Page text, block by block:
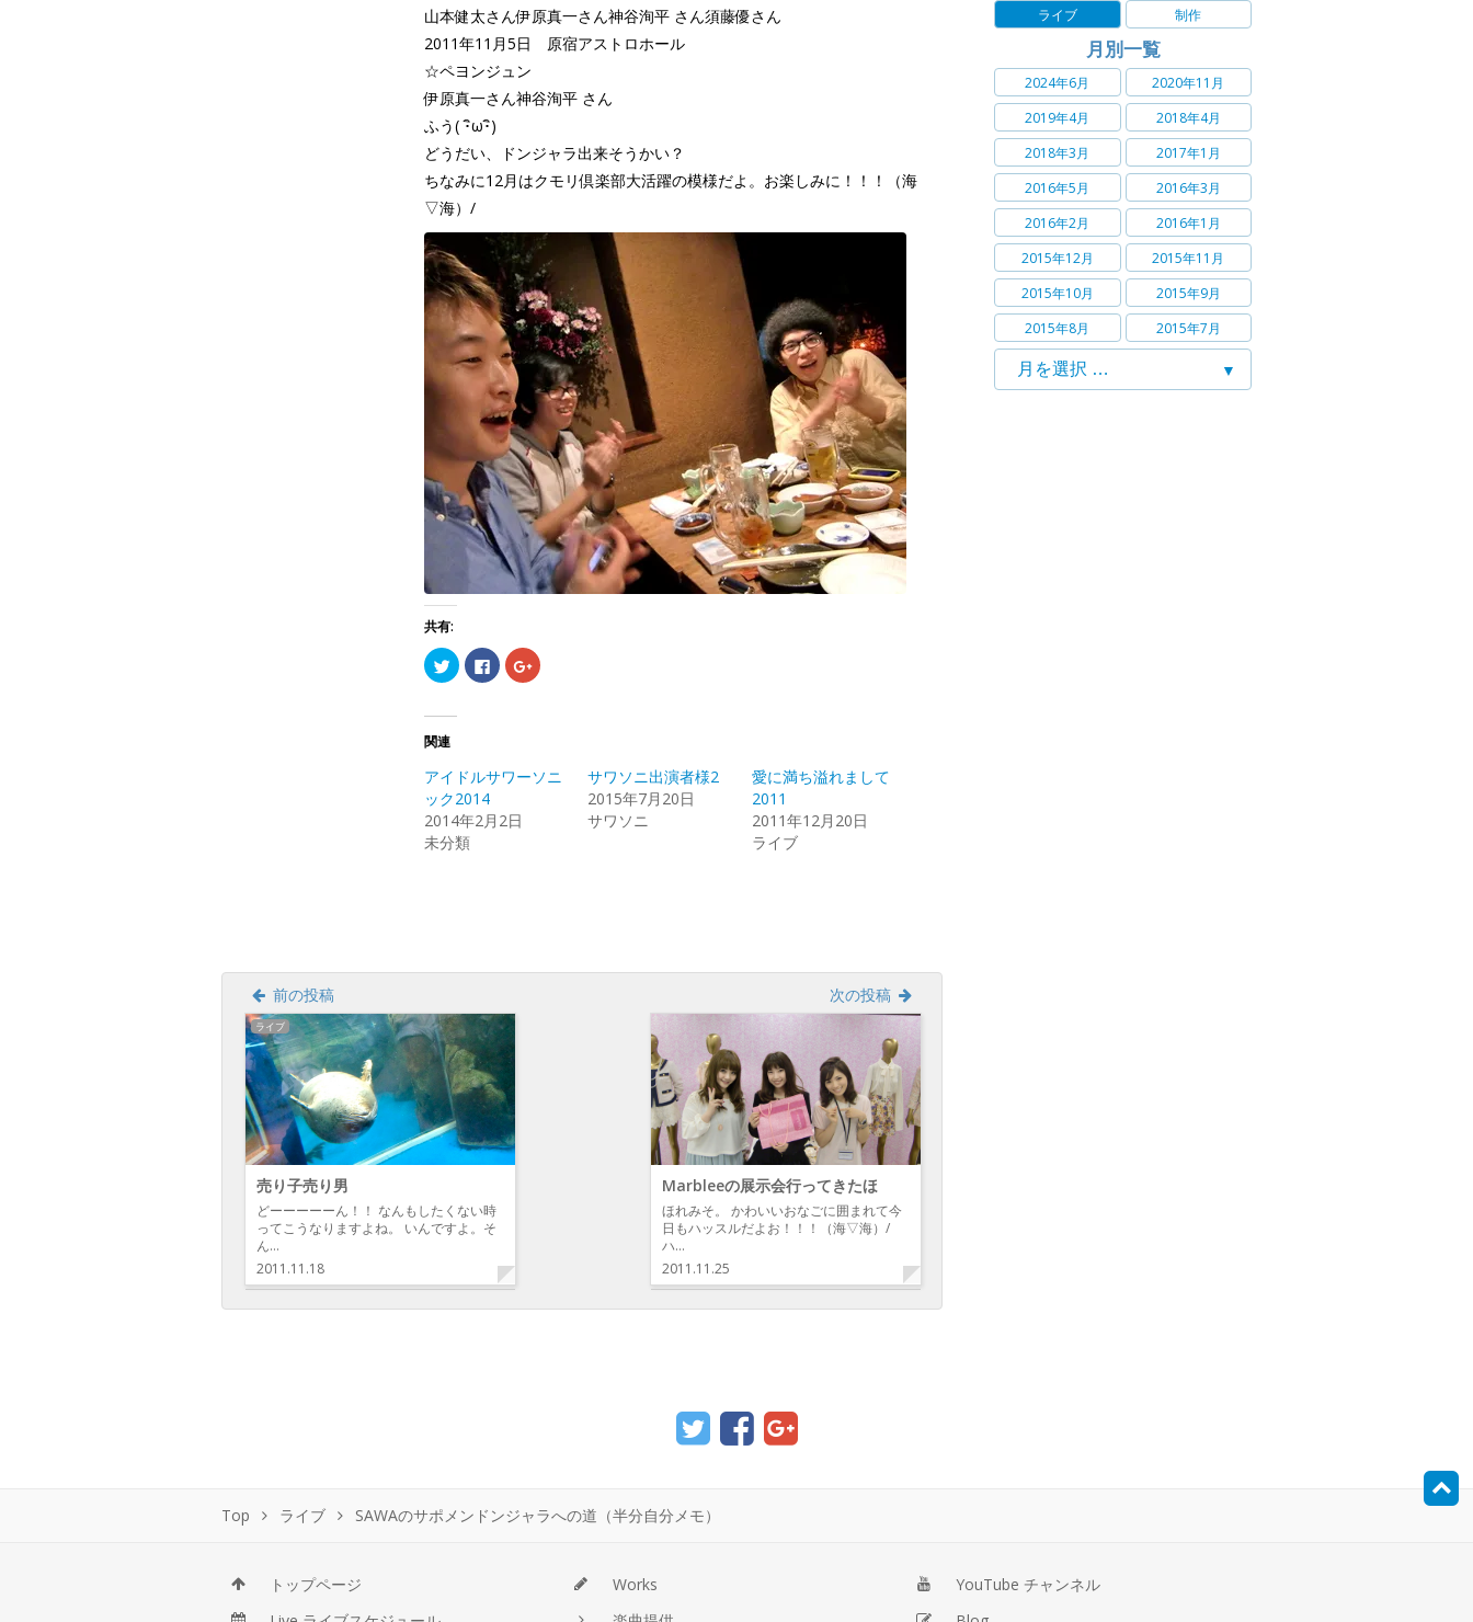
山本健太さん伊原真一さん神谷洵平 さん須藤優さん
2011年11月5日 原宿アストロホール
☆ペヨンジュン
伊原真一さん神谷洵平 さん
ふう( ･ิω･ิ)
どうだい、ドンジャラ出来そうかい？
ちなみに12月はクモリ倶楽部大活躍の模様だよ。お楽しみに！！！（海
▽海）/
共有:
ク
リ
し
共
有
(新
し
い
ウ
ィ
Facebook
で
リ
し
て
ド
開
き
ま
す)
ク
リ
有
関連
アイドルサワーソニ
ック2014
2014年2月2日
未分類
サワソニ出演者様2
2015年7月20日
サワソニ
愛に満ち溢れまして
2011
2011年12月20日
ライブ
前の投稿
ライブ
売り子売り男
どーーーーーん！！ なんもしたくない時
ってこうなりますよね。 いんですよ。そ
ん…
2011.11.18
次の投稿
Marbleeの展示会行ってきたほ
ほれみそ。 かわいいおなごに囲まれて今
日もハッスルだよお！！！（海▽海）/
ハ…
2011.11.25
ライブ
制作
月別一覧
2024年6月
2020年11月
2019年4月
2018年4月
2018年3月
2017年1月
2016年5月
2016年3月
2016年2月
2016年1月
2015年12月
2015年11月
2015年10月
2015年9月
2015年8月
2015年7月
Top ライブ SAWAのサポメンドンジャラへの道（半分自分メモ）
トップページ
Works
YouTube チャンネル